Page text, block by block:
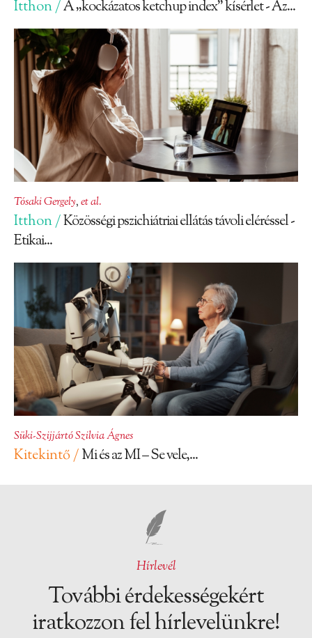
Itthon /A „kockázatos ketchup index” kísérlet - Az...
Tósaki Gergely,et al.
Itthon /Közösségi pszichiátriai ellátás távoli eléréssel -
Etikai...
Süki-Szijjártó Szilvia Ágnes
Kitekintő /Mi és az MI – Se vele,...
Hírlevél
További érdekességekért
iratkozzon fel hírlevelünkre!